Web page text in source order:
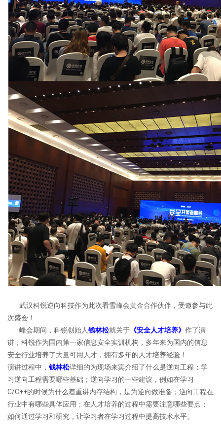
武汉科锐逆向科技作为此次看雪峰会黄金合作伙伴，受邀参与此
次盛会！
峰会期间，科锐创始人钱林松就关于 《安全人才培养》 作了演
讲，科锐作为国内第一家信息安全实训机构，多年来为国内的信息
安全行业培养了大量可用人才，拥有多年的人才培养经验！
演讲过程中， 钱林松详细的为现场来宾介绍了什么是逆向工程；学
习逆向工程需要哪些基础；逆向学习的一些建议，例如在学习
C/C++的时候为什么着重讲内存结构，是为逆向做准备；逆向工程在
行业中有哪些具体应用；在人才培养的过程中需要注意哪些要点；
如何通过学习和研究，让学习者在学习过程中提高技术水平。